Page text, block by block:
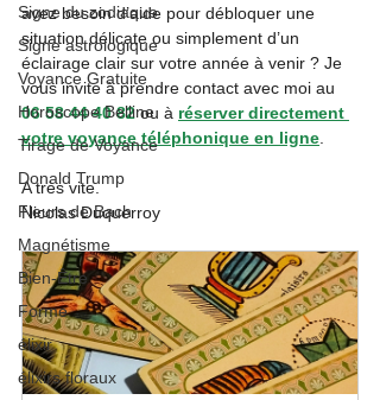
Signe du zodiaque
Signe astrologique
Voyance Gratuite
Horoscope Belline
Tirage de Voyance
Donald Trump
Fleurs de Bach
Magnétisme
Bien-Être
Forme
élixir
élixirs floraux
avez besoin d’aide pour débloquer une
situation délicate ou simplement d’un
éclairage clair sur votre année à venir ? Je
vous invite à prendre contact avec moi au
06 58 44 40 82 ou à réserver directement
votre voyance téléphonique en ligne.
A très vite.
Nicolas Duquerroy